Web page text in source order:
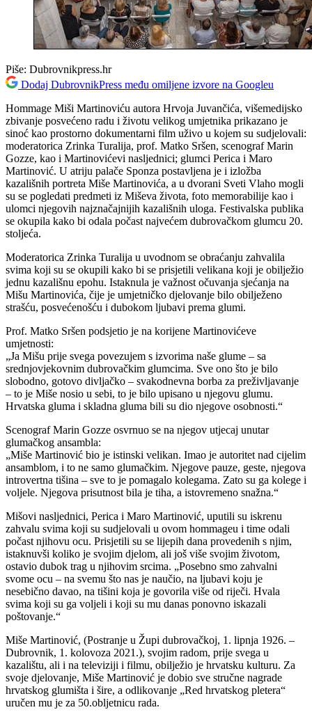
Piše: Dubrovnikpress.hr
Dodaj DubrovnikPress među omiljene izvore na Googleu
Hommage Miši Martinoviću autora Hrvoja Juvančića, višemedijsko
zbivanje posvećeno radu i životu velikog umjetnika prikazano je
sinoć kao prostorno dokumentarni film uživo u kojem su sudjelovali:
moderatorica Zrinka Turalija, prof. Matko Sršen, scenograf Marin
Gozze, kao i Martinovićevi nasljednici; glumci Perica i Maro
Martinović. U atriju palače Sponza postavljena je i izložba
kazališnih portreta Miše Martinovića, a u dvorani Sveti Vlaho mogli
su se pogledati predmeti iz Miševa života, foto memorabilije kao i
ulomci njegovih najznačajnijih kazališnih uloga. Festivalska publika
se okupila kako bi odala počast najvećem dubrovačkom glumcu 20.
stoljeća.
Moderatorica Zrinka Turalija u uvodnom se obraćanju zahvalila
svima koji su se okupili kako bi se prisjetili velikana koji je obilježio
jednu kazališnu epohu. Istaknula je važnost očuvanja sjećanja na
Mišu Martinovića, čije je umjetničko djelovanje bilo obilježeno
strašću, posvećenošću i dubokom ljubavi prema glumi.
Prof. Matko Sršen podsjetio je na korijene Martinovićeve
umjetnosti:
„Ja Mišu prije svega povezujem s izvorima naše glume – sa
srednjovjekovnim dubrovačkim glumcima. Sve ono što je bilo
slobodno, gotovo divljačko – svakodnevna borba za preživljavanje
– to je Miše nosio u sebi, to je bilo upisano u njegovu glumu.
Hrvatska gluma i skladna gluma bili su dio njegove osobnosti.“
Scenograf Marin Gozze osvrnuo se na njegov utjecaj unutar
glumačkog ansambla:
„Miše Martinović bio je istinski velikan. Imao je autoritet nad cijelim
ansamblom, i to ne samo glumačkim. Njegove pauze, geste, njegova
introvertna tišina – sve to je pomagalo kolegama. Zato su ga kolege i
voljele. Njegova prisutnost bila je tiha, a istovremeno snažna.“
Mišovi nasljednici, Perica i Maro Martinović, uputili su iskrenu
zahvalu svima koji su sudjelovali u ovom hommageu i time odali
počast njihovu ocu. Prisjetili su se lijepih dana provedenih s njim,
istaknuvši koliko je svojim djelom, ali još više svojim životom,
ostavio dubok trag u njihovim srcima. „Posebno smo zahvalni
svome ocu – na svemu što nas je naučio, na ljubavi koju je
nesebično davao, na tišini koja je govorila više od riječi. Hvala
svima koji su ga voljeli i koji su mu danas ponovno iskazali
poštovanje.“
Miše Martinović, (Postranje u Župi dubrovačkoj, 1. lipnja 1926. –
Dubrovnik, 1. kolovoza 2021.), svojim radom, prije svega u
kazalištu, ali i na televiziji i filmu, obilježio je hrvatsku kulturu. Za
svoje djelovanje, Miše Martinović je dobio sve stručne nagrade
hrvatskog glumišta i šire, a odlikovanje „Red hrvatskog pletera“
uručen mu je za 50.obljetnicu rada.